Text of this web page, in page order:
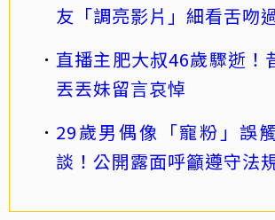
友「調亮影片」細看舌吻
直播主肥大叔46歲驟逝！
丟丟妹留言哀悼
29歲男偶像「寵粉」誤
談！公開露面呼籲遵守法